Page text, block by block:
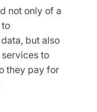
not only of a
but also
to
they pay for